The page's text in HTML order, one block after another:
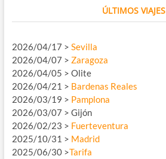
ÚLTIMOS VIAJES
2026/04/17 > Sevilla
2026/04/07 > Zaragoza
2026/04/05 > Olite
2026/04/21 > Bardenas Reales
2026/03/19 > Pamplona
2026/03/07 > Gijón
2026/02/23 > Fuerteventura
2025/10/31 > Madrid
2025/06/30 >Tarifa